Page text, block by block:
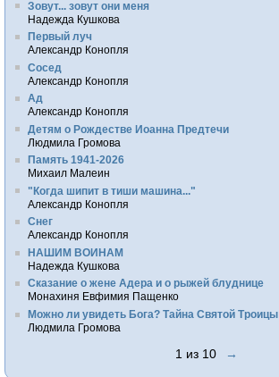
Зовут... зовут они меня
Надежда Кушкова
Первый луч
Александр Конопля
Сосед
Александр Конопля
Ад
Александр Конопля
Детям о Рождестве Иоанна Предтечи
Людмила Громова
Память 1941-2026
Михаил Малеин
"Когда шипит в тиши машина..."
Александр Конопля
Снег
Александр Конопля
НАШИМ ВОИНАМ
Надежда Кушкова
Сказание о жене Адера и о рыжей блуднице
Монахиня Евфимия Пащенко
Можно ли увидеть Бога? Тайна Святой Троицы
Людмила Громова
1 из 10 →